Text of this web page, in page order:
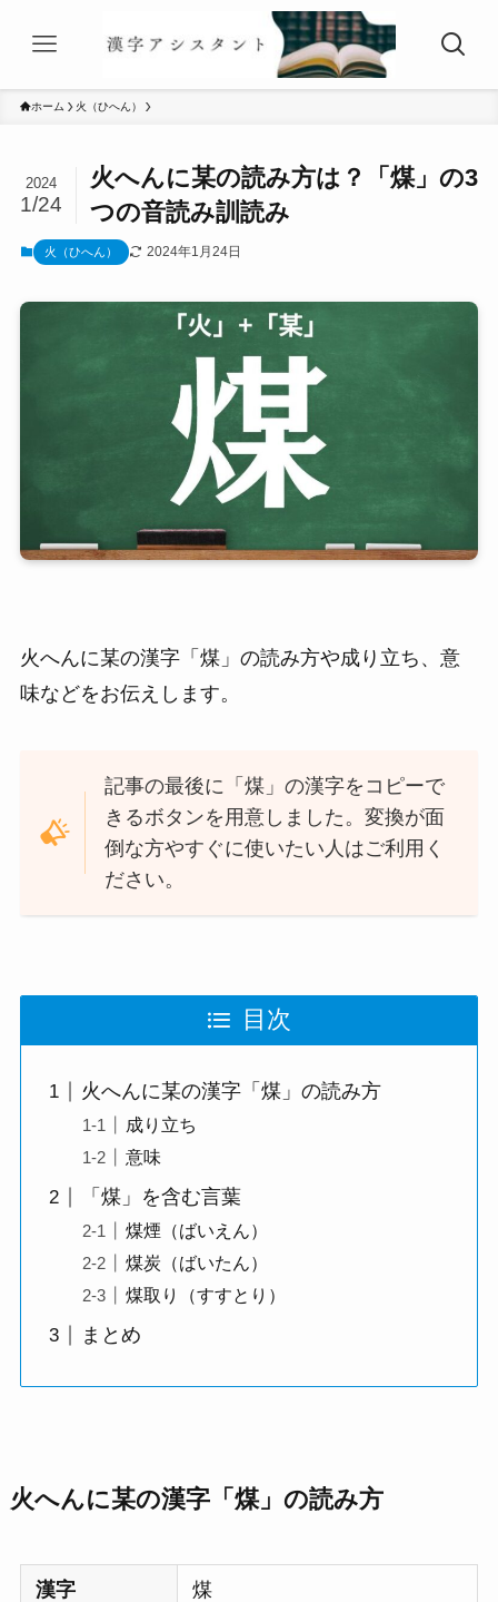
ホーム 火（ひへん）
火へんに某の読み方は？「煤」の3
つの音読み訓読み
2024
1/24
火（ひへん） 2024年1月24日
火へんに某の漢字「煤」の読み方や成り立ち、意
味などをお伝えします。
記事の最後に「煤」の漢字をコピーで
きるボタンを用意しました。変換が面
倒な方やすぐに使いたい人はご利用く
ださい。
目次
火へんに某の漢字「煤」の読み方
成り立ち
意味
「煤」を含む言葉
煤煙（ばいえん）
煤炭（ばいたん）
煤取り（すすとり）
まとめ
火へんに某の漢字「煤」の読み方
漢字 煤